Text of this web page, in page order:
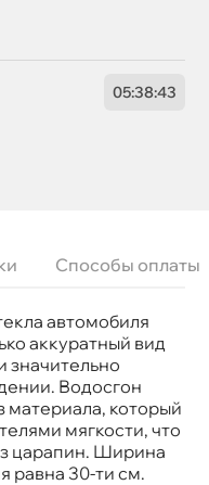
05:38:42
Способы оплаты
автомобиля
аккуратный вид
значительно
Водосгон
материала, который
мягкости, что
царапин. Ширина
равна 30-ти см.